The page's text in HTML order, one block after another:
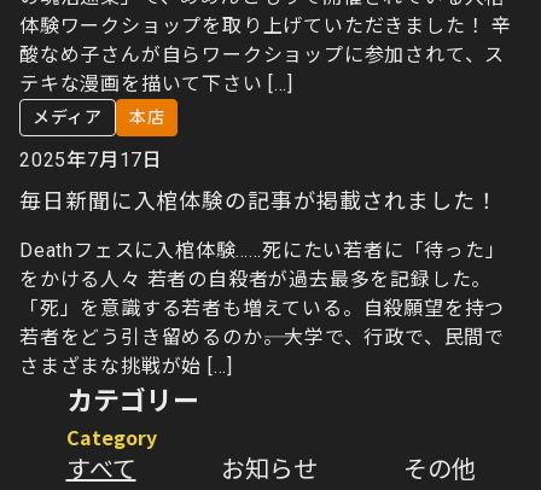
体験ワークショップを取り上げていただきました！ 辛
酸なめ子さんが自らワークショップに参加されて、ス
テキな漫画を描いて下さい […]
メディア 本店
2025年7月17日
毎日新聞に入棺体験の記事が掲載されました！
Deathフェスに入棺体験……死にたい若者に「待った」
をかける人々 若者の自殺者が過去最多を記録した。
「死」を意識する若者も増えている。自殺願望を持つ
若者をどう引き留めるのか――。大学で、行政で、民間で
さまざまな挑戦が始 […]
カテゴリー
Category
すべて
お知らせ
その他